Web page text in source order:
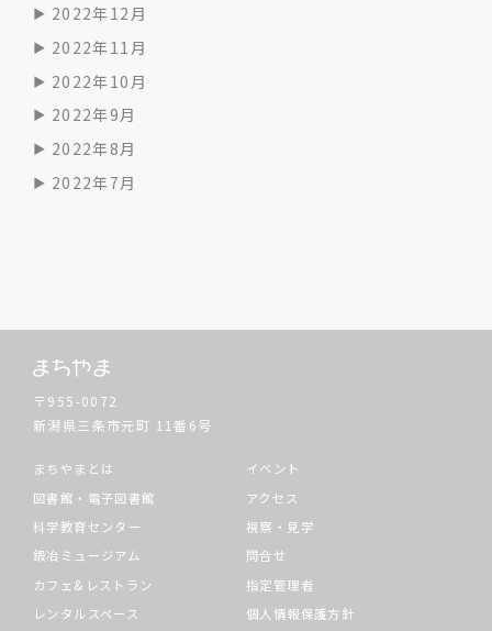
2022年12月
2022年11月
2022年10月
2022年9月
2022年8月
2022年7月
〒955-0072
新潟県三条市元町 11番6号
まちやまとは
図書館・電子図書館
科学教育センター
鍛冶ミュージアム
カフェ&レストラン
レンタルスペース
イベント
アクセス
視察・見学
問合せ
指定管理者
個人情報保護方針